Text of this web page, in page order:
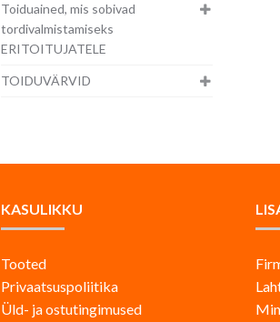
Toiduained, mis sobivad
tordivalmistamiseks
ERITOITUJATELE
TOIDUVÄRVID
KASULIKKU
Tooted
Privaatsuspoliitika
Üld- ja ostutingimused